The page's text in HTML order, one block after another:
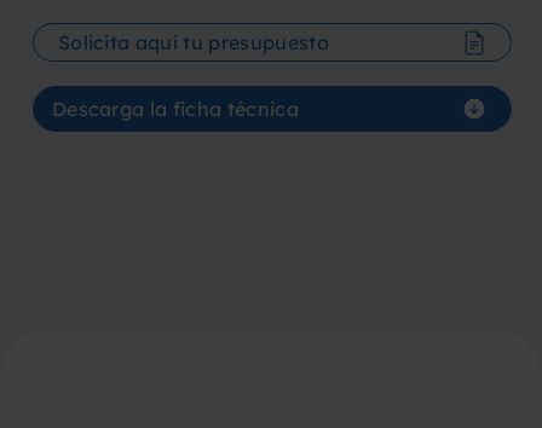
Solicita aquí tu presupuesto
Descarga la ficha técnica